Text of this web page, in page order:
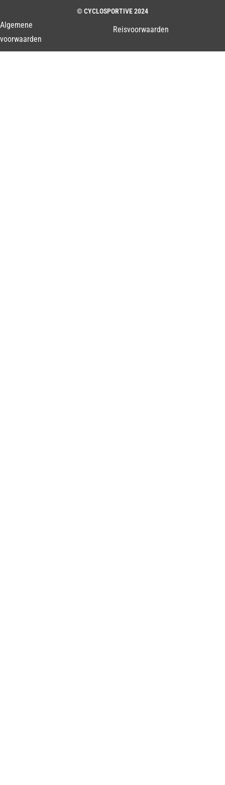
© CYCLOSPORTIVE 2024
Algemene
voorwaarden
Reisvoorwaarden